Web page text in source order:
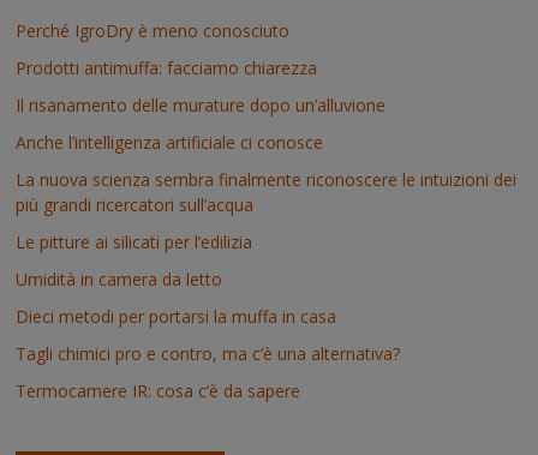
Perché IgroDry è meno conosciuto
Prodotti antimuffa: facciamo chiarezza
Il risanamento delle murature dopo un’alluvione
Anche l’intelligenza artificiale ci conosce
La nuova scienza sembra finalmente riconoscere le intuizioni dei
più grandi ricercatori sull’acqua
Le pitture ai silicati per l’edilizia
Umidità in camera da letto
Dieci metodi per portarsi la muffa in casa
Tagli chimici pro e contro, ma c’è una alternativa?
Termocamere IR: cosa c’è da sapere